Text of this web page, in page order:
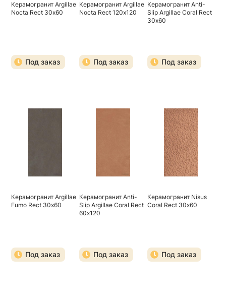
Керамогранит Argillae
Nocta Rect 30х60
Под заказ
Керамогранит Argillae
Nocta Rect 120х120
Под заказ
Керамогранит Anti-
Slip Argillae Coral Rect
30х60
Под заказ
Керамогранит Argillae
Fumo Rect 30х60
Под заказ
Керамогранит Anti-
Slip Argillae Coral Rect
60х120
Под заказ
Керамогранит Nisus
Coral Rect 30х60
Под заказ